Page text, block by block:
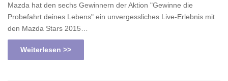
Mazda hat den sechs Gewinnern der Aktion "Gewinne die
Probefahrt deines Lebens" ein unvergessliches Live-Erlebnis mit
den Mazda Stars 2015…
Weiterlesen >>